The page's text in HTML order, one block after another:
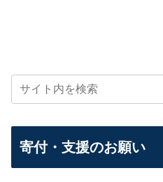
寄付・支援のお願い